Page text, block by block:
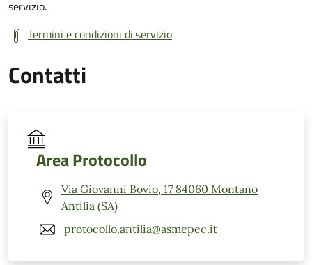
servizio.
Termini e condizioni di servizio
Contatti
Area Protocollo
Via Giovanni Bovio, 17 84060 Montano
Antilia (SA)
protocollo.antilia@asmepec.it